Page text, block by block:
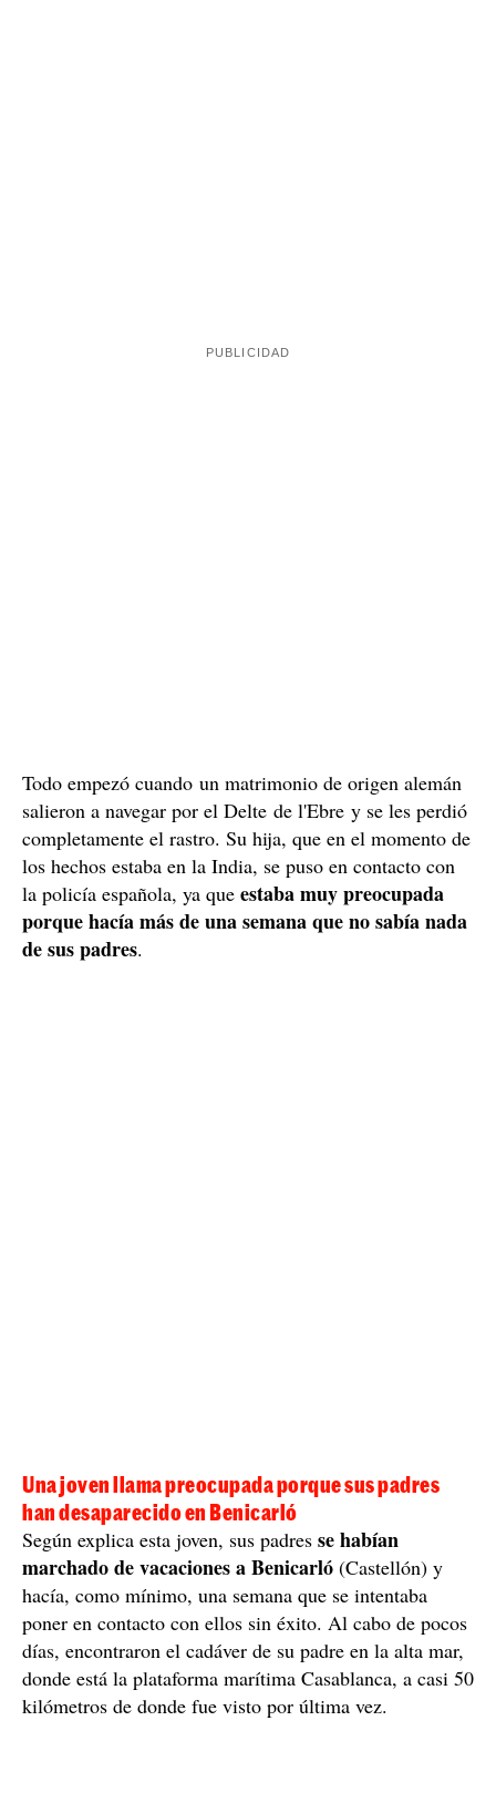
Todo empezó cuando un matrimonio de origen alemán
salieron a navegar por el Delte de l'Ebre y se les perdió
completamente el rastro. Su hija, que en el momento de
los hechos estaba en la India, se puso en contacto con
la policía española, ya que estaba muy preocupada
porque hacía más de una semana que no sabía nada
de sus padres.
Una joven llama preocupada porque sus padres
han desaparecido en Benicarló
Según explica esta joven, sus padres se habían
marchado de vacaciones a Benicarló (Castellón) y
hacía, como mínimo, una semana que se intentaba
poner en contacto con ellos sin éxito. Al cabo de pocos
días, encontraron el cadáver de su padre en la alta mar,
donde está la plataforma marítima Casablanca, a casi 50
kilómetros de donde fue visto por última vez.